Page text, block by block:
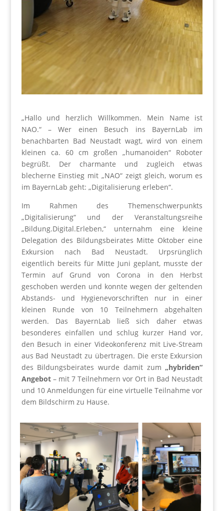
„Hallo und herzlich Willkommen. Mein Name ist
NAO.“ – Wer einen Besuch ins BayernLab im
benachbarten Bad Neustadt wagt, wird von einem
kleinen ca. 60 cm großen „humanoiden“ Roboter
begrüßt. Der charmante und zugleich etwas
blecherne Einstieg mit „NAO“ zeigt gleich, worum es
im BayernLab geht: „Digitalisierung erleben“.
Im Rahmen des Themenschwerpunkts
„Digitalisierung“ und der Veranstaltungsreihe
„Bildung.Digital.Erleben,“ unternahm eine kleine
Delegation des Bildungsbeirates Mitte Oktober eine
Exkursion nach Bad Neustadt. Urpsrünglich
eigentlich bereits für Mitte Juni geplant, musste der
Termin auf Grund von Corona in den Herbst
geschoben werden und konnte wegen der geltenden
Abstands- und Hygienevorschriften nur in einer
kleinen Runde von 10 Teilnehmern abgehalten
werden. Das BayernLab ließ sich daher etwas
besonderes einfallen und schlug kurzer Hand vor,
den Besuch in einer Videokonferenz mit Live-Stream
aus Bad Neustadt zu übertragen. Die erste Exkursion
des Bildungsbeirates wurde damit zum „hybriden“
Angebot– mit 7 Teilnehmern vor Ort in Bad Neustadt
und 10 Anmeldungen für eine virtuelle Teilnahme vor
dem Bildschirm zu Hause.